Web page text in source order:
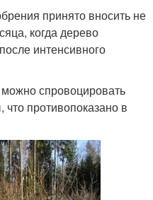
принято вносить не
когда дерево
интенсивного
спровоцировать
противопоказано в